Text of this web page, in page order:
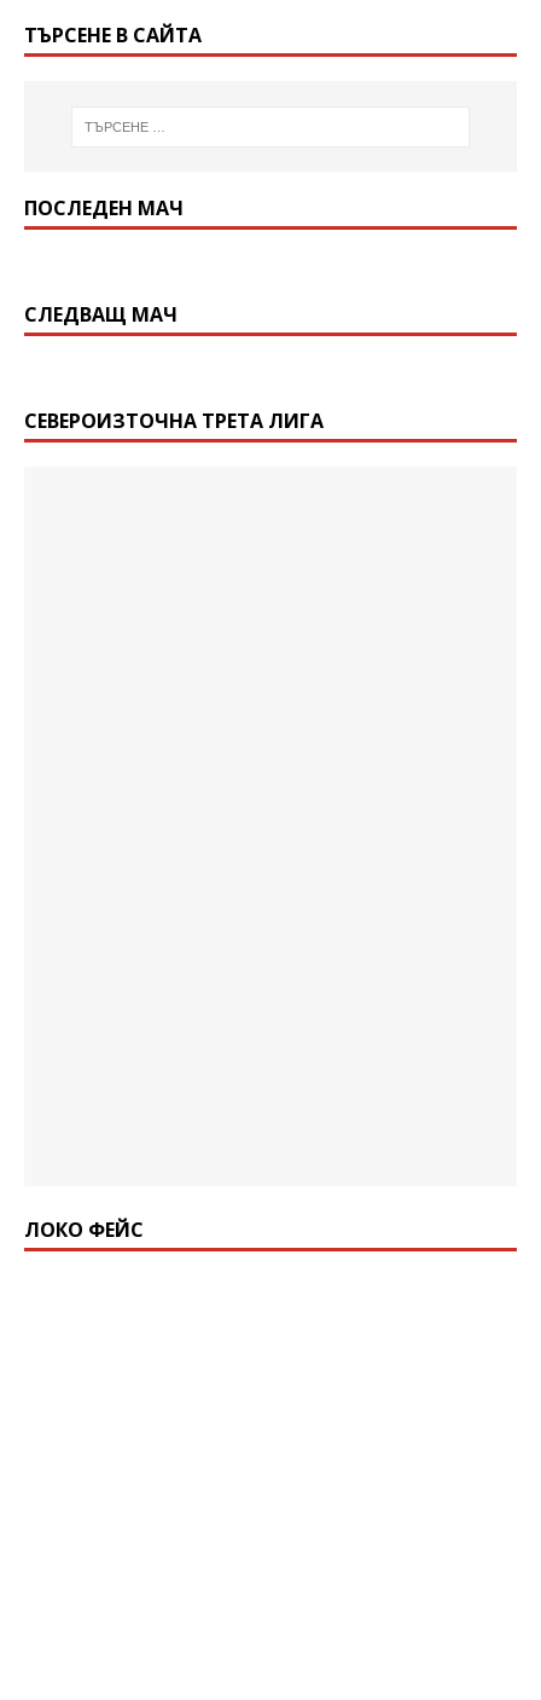
ТЪРСЕНЕ В САЙТА
ПОСЛЕДЕН МАЧ
СЛЕДВАЩ МАЧ
СЕВЕРОИЗТОЧНА ТРЕТА ЛИГА
ЛОКО ФЕЙС